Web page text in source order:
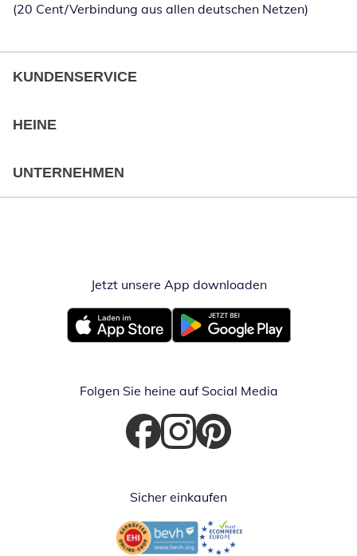
(20 Cent/Verbindung aus allen deutschen Netzen)
KUNDENSERVICE
HEINE
UNTERNEHMEN
Jetzt unsere App downloadenÖffnet in
Öffnet in neuem FensterÖffnet in neuem Fenster
Folgen Sie heine auf Social Media
Öffnet in neuem Fenster
Öffnet in neuem Fenster
Öffnet in neuem Fenster
Sicher einkaufen